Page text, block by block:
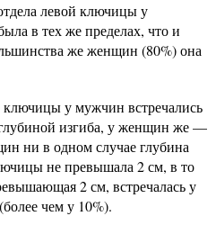
левой ключицы у
в тех же пределах, что и
же женщин (80%) она
у мужчин встречались
изгиба, у женщин же —
ни в одном случае глубина
не превышала 2 см, в то
2 см, встречалась у
чем у 10%).